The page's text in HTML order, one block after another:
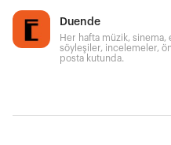
Duende
Her hafta müzik, sinema,
söyleşiler, incelemeler,
posta kutunda.